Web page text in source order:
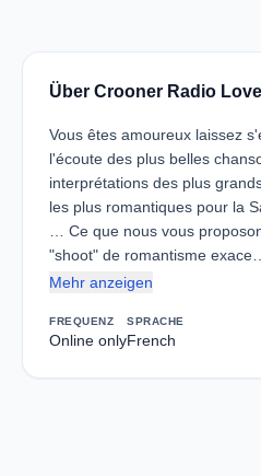
Über Crooner Radio Love
Vous êtes amoureux laissez
l'écoute des plus belles
interprétations des plus
les plus romantiques pour la
… Ce que nous vous
"shoot" de romantisme exace…
Mehr anzeigen
FREQUENZ
Online only
SPRACHE
French